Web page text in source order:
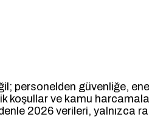
personelden güvenliğe,
ve kamu
2026 verileri, yalnızca